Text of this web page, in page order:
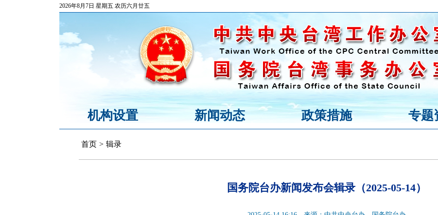
2026年8月7日 星期五 农历六月廿五
机构设置 新闻动态 政策措施 专题
首页 > 辑录
国务院台办新闻发布会辑录（2025-05-14）